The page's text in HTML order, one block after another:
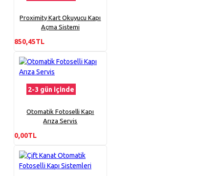
Proximity Kart Okuyucu Kapı
Açma Sistemi
850,45TL
2-3 gün içinde
Otomatik Fotoselli Kapı
Arıza Servis
0,00TL